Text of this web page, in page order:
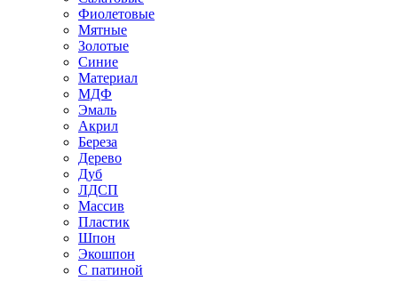
Фиолетовые
Мятные
Золотые
Синие
Материал
МДФ
Эмаль
Акрил
Береза
Дерево
Дуб
ЛДСП
Массив
Пластик
Шпон
Экошпон
С патиной